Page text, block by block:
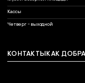
Кассы
Четверг - выходной
КОНТАКТЫКАК